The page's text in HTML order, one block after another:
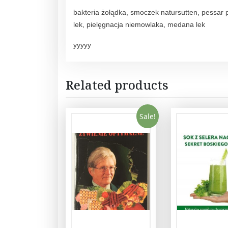
bakteria żołądka, smoczek natursutten,
lek, pielęgnacja niemowlaka, medana lek
yyyyy
Related products
Sale!